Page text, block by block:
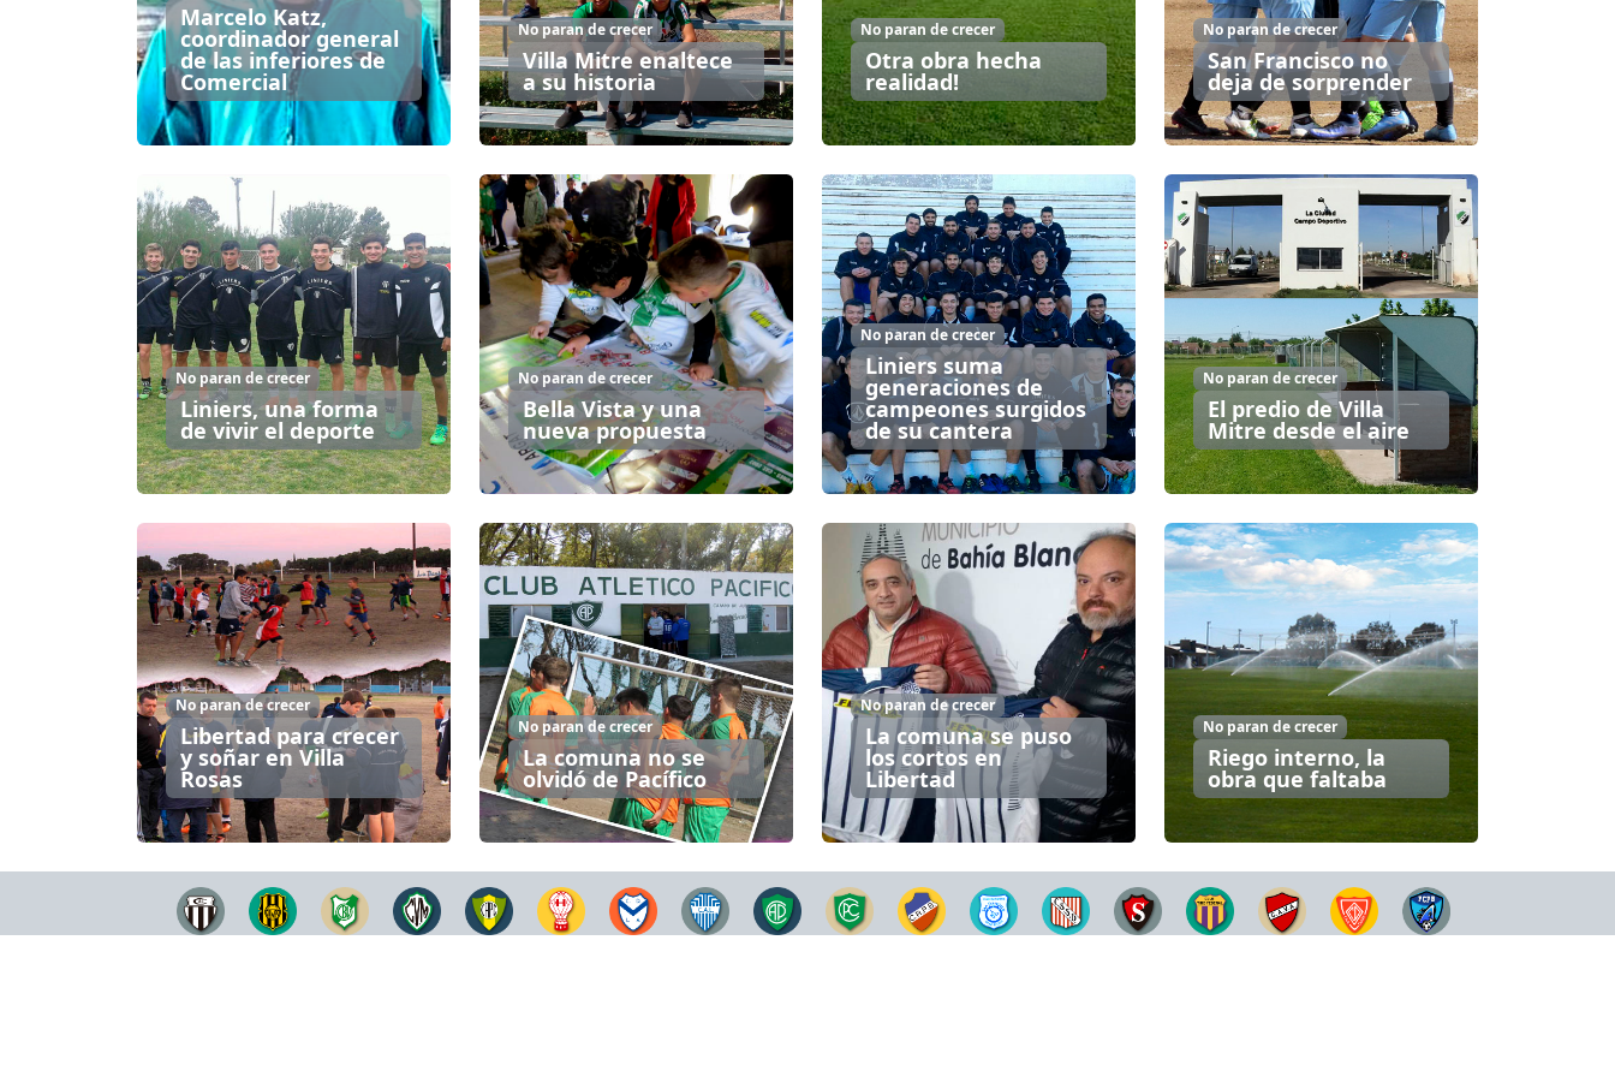
Marcelo Katz,
coordinador general
de las inferiores de
Comercial
No paran de crecer
Villa Mitre enaltece
a su historia
No paran de crecer
Otra obra hecha
realidad!
No paran de crecer
San Francisco no
deja de sorprender
No paran de crecer
Liniers, una forma
de vivir el deporte
No paran de crecer
Bella Vista y una
nueva propuesta
No paran de crecer
Liniers suma
generaciones de
campeones surgidos
de su cantera
No paran de crecer
El predio de Villa
Mitre desde el aire
No paran de crecer
Libertad para crecer
y soñar en Villa
Rosas
No paran de crecer
La comuna no se
olvidó de Pací­fico
No paran de crecer
La comuna se puso
los cortos en
Libertad
No paran de crecer
Riego interno, la
obra que faltaba